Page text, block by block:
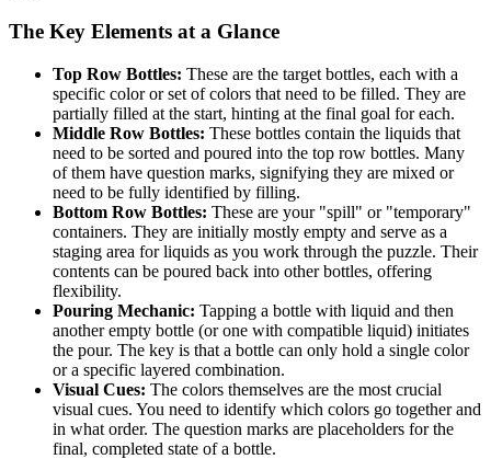
The Key Elements at a Glance
Top Row Bottles: These are the target bottles, each with a
specific color or set of colors that need to be filled. They are
partially filled at the start, hinting at the final goal for each.
Middle Row Bottles: These bottles contain the liquids that
need to be sorted and poured into the top row bottles. Many
of them have question marks, signifying they are mixed or
need to be fully identified by filling.
Bottom Row Bottles: These are your "spill" or "temporary"
containers. They are initially mostly empty and serve as a
staging area for liquids as you work through the puzzle. Their
contents can be poured back into other bottles, offering
flexibility.
Pouring Mechanic: Tapping a bottle with liquid and then
another empty bottle (or one with compatible liquid) initiates
the pour. The key is that a bottle can only hold a single color
or a specific layered combination.
Visual Cues: The colors themselves are the most crucial
visual cues. You need to identify which colors go together and
in what order. The question marks are placeholders for the
final, completed state of a bottle.